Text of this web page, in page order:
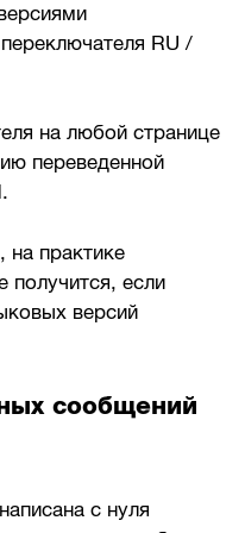
RU /
на любой странице
переведенной
на практике
получится, если
версий
сообщений
с нуля